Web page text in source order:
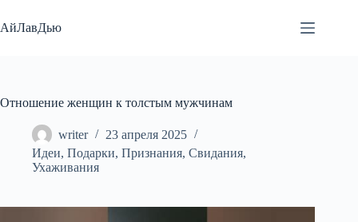
к
сути
АйЛавДью
Отношение женщин к толстым мужчинам
writer
23 апреля 2025
Идеи, Подарки, Признания, Свидания,
Ухаживания